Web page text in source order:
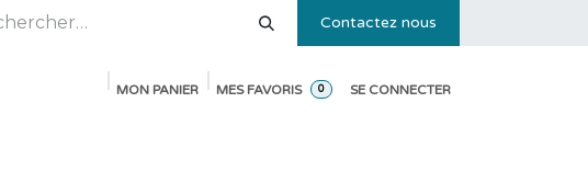
Contactez nous
MON PANIER 0
MES FAVORIS SE CONNECTER